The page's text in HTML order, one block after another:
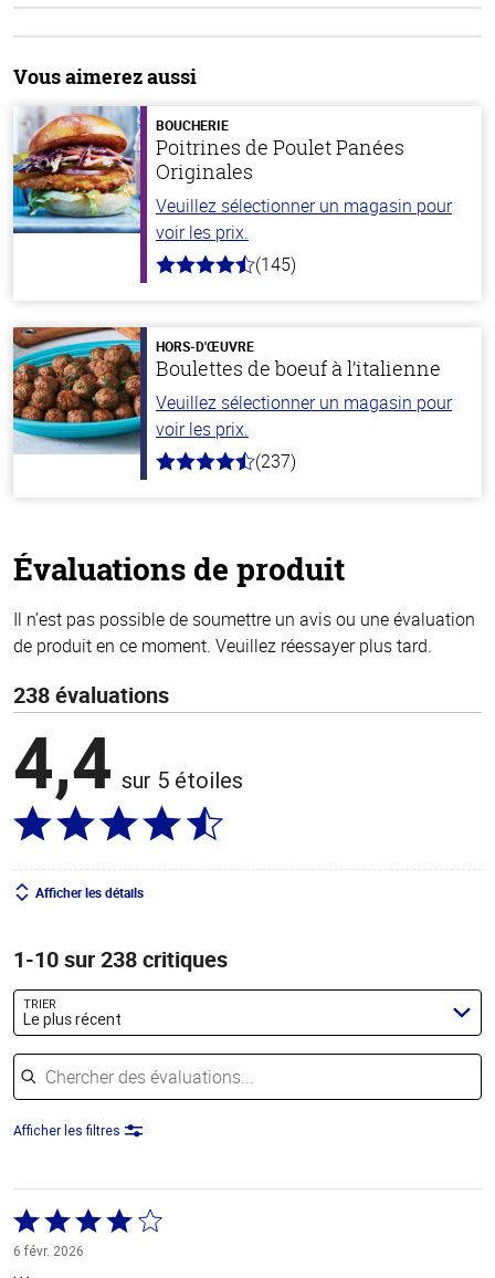
Vous aimerez aussi
BOUCHERIE
Poitrines de Poulet Panées
Originales
Veuillez sélectionner un magasin pour
voir les prix.
4.5
stars
(145)
HORS-D'ŒUVRE
Boulettes de boeuf à l’italienne
Veuillez sélectionner un magasin pour
voir les prix.
4.6
(237)
Évaluations de produit
Il n’est pas possible de soumettre un avis ou une évaluation
de produit en ce moment. Veuillez réessayer plus tard.
238 évaluations
4,4 sur 5 étoiles
Afficher les détails
1-10 sur 238 critiques
TRIER
Le plus récent
Chercher des évaluations
Afficher les filtres
Coté
4 sur
5
6 févr. 2026